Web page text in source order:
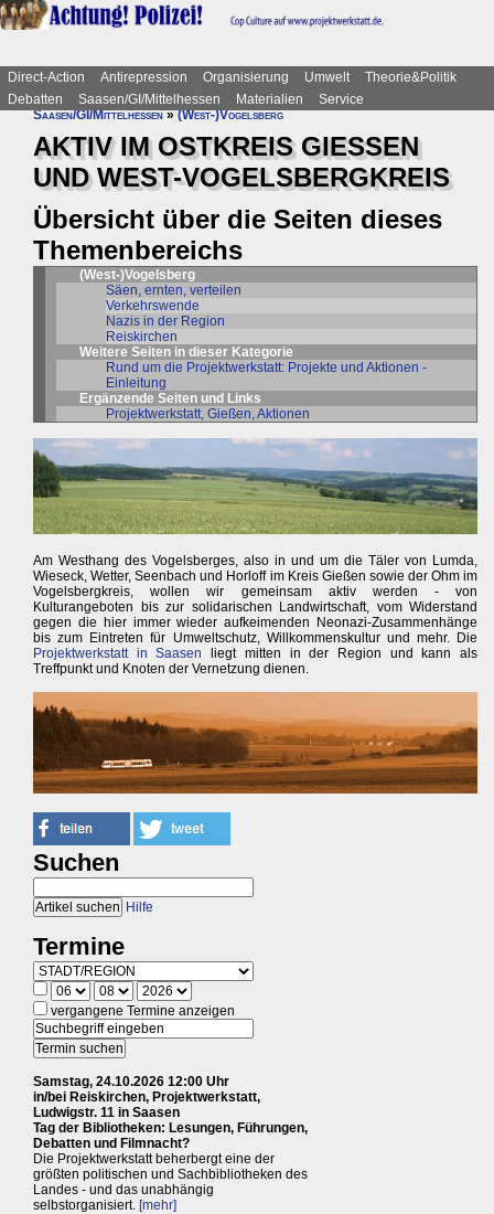
Direct-Action Antirepression Organisierung Umwelt
Theorie&Politik
Debatten
Saasen/GI/Mittelhessen Materialien
Service
Saasen/GI/Mittelhessen»(West-)Vogelsberg
AKTIV IM OSTKREIS GIESSEN
UND WEST-VOGELSBERGKREIS
Übersicht über die Seiten dieses
Themenbereichs
(West-)Vogelsberg
Säen, ernten, verteilen
Verkehrswende
Nazis in der Region
Reiskirchen
Weitere Seiten in dieser Kategorie
Rund um die Projektwerkstatt: Projekte und Aktionen -
Einleitung
Ergänzende Seiten und Links
Projektwerkstatt, Gießen, Aktionen
Am Westhang des Vogelsberges, also in und um die Täler von Lumda,
Wieseck, Wetter, Seenbach und Horloff im Kreis Gießen sowie der Ohm im
Vogelsbergkreis, wollen wir gemeinsam aktiv werden - von
Kulturangeboten bis zur solidarischen Landwirtschaft, vom Widerstand
gegen die hier immer wieder aufkeimenden Neonazi-Zusammenhänge
bis zum Eintreten für Umweltschutz, Willkommenskultur und mehr. Die
Projektwerkstatt in Saasen
liegt mitten in der Region und kann als
Treffpunkt und Knoten der Vernetzung dienen.
Suchen
Hilfe
Termine
vergangene Termine anzeigen
Samstag, 24.10.2026 12:00 Uhr
in/bei Reiskirchen, Projektwerkstatt,
Ludwigstr. 11 in Saasen
Tag der Bibliotheken: Lesungen, Führungen,
Debatten und Filmnacht?
Die Projektwerkstatt beherbergt eine der
größten politischen und Sachbibliotheken des
Landes - und das unabhängig
selbstorganisiert. [mehr]